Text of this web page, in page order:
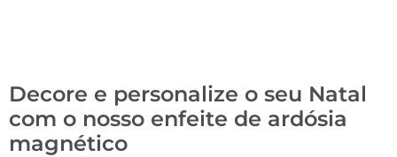
Decore e personalize o seu Natal
com o nosso enfeite de ardósia
magnético